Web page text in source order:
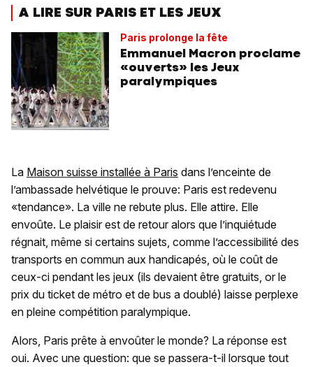
A LIRE SUR PARIS ET LES JEUX
Paris prolonge la fête
Emmanuel Macron proclame
«ouverts» les Jeux
paralympiques
La Maison suisse installée à Paris dans l’enceinte de
l’ambassade helvétique le prouve: Paris est redevenu
«tendance». La ville ne rebute plus. Elle attire. Elle
envoûte. Le plaisir est de retour alors que l’inquiétude
régnait, même si certains sujets, comme l’accessibilité des
transports en commun aux handicapés, où le coût de
ceux-ci pendant les jeux (ils devaient être gratuits, or le
prix du ticket de métro et de bus a doublé) laisse perplexe
en pleine compétition paralympique.
Alors, Paris prête à envoûter le monde? La réponse est
oui. Avec une question: que se passera-t-il lorsque tout